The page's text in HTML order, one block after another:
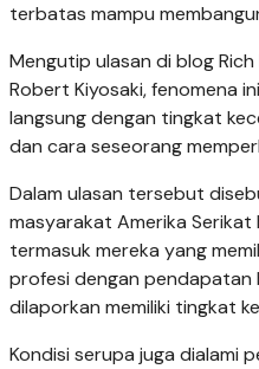
terbatas mampu
Mengutip ulasan di blog
Robert Kiyosaki, fenomena
langsung dengan tingkat
dan cara seseorang
Dalam ulasan tersebut
masyarakat Amerika Serikat
termasuk mereka yang
profesi dengan
dilaporkan memiliki tingkat
Kondisi serupa juga dialami